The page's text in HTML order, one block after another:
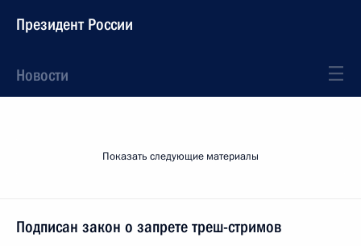
Президент России
Новости
Показать следующие материалы
Подписан закон о запрете треш-стримов